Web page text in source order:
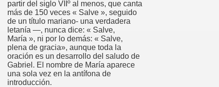
partir del siglo VIIº al menos, que canta
más de 150 veces « Salve », seguido
de un título mariano- una verdadera
letanía —, nunca dice: « Salve,
María », ni por lo demás: « Salve,
plena de gracia», aunque toda la
oración es un desarrollo del saludo de
Gabriel. El nombre de María aparece
una sola vez en la antífona de
introducción.